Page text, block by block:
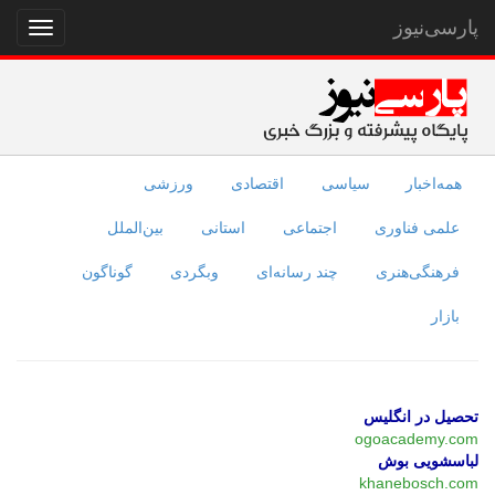
نمایش
منو
پارسی‌نیوز
همه‌اخبار سیاسی اقتصادی ورزشی
علمی فناوری اجتماعی استانی بین‌الملل
فرهنگی‌هنری چند رسانه‌ای وبگردی گوناگون
بازار
تحصیل در انگلیس
ogoacademy.com
لباسشویی بوش
khanebosch.com